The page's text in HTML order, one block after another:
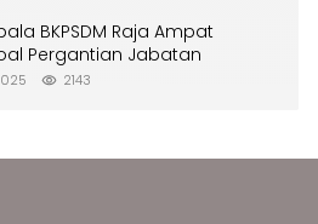
BKPSDM Raja Ampat
Pergantian Jabatan
2143